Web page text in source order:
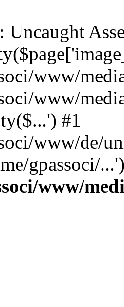
: Uncaught
www/
www/
#1
www/de/
gpassoci/
www/